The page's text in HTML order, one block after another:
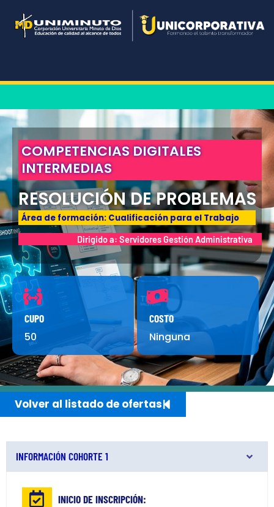
contenido
COMPETENCIAS DIGITALES
INTERMEDIAS
RESOLUCIÓN DE PROBLEMAS
Área de formación: Cualificación para el Trabajo
Dirigido a: Servidores Gestión Administrativa
CUPO
50
COSTO
Ninguna
Volver al listado de ofertas
INFORMACIÓN COHORTE 1
INICIO DE INSCRIPCIÓN: